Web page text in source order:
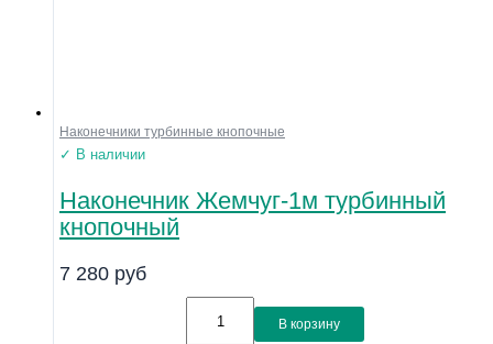
Наконечники турбинные кнопочные
✓ В наличии
Наконечник Жемчуг-1м турбинный
кнопочный
7 280 руб
В корзину